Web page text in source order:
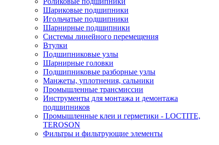
Шариковые подшипники
Игольчатые подшипники
Шарнирные подшипники
Системы линейного перемещения
Втулки
Подшипниковые узлы
Шарнирные головки
Подшипниковые разборные узлы
Манжеты, уплотнения, сальники
Промышленные трансмиссии
Инструменты для монтажа и демонтажа
подшипников
Промышленные клеи и герметики - LOCTITE,
TEROSON
Фильтры и фильтрующие элементы